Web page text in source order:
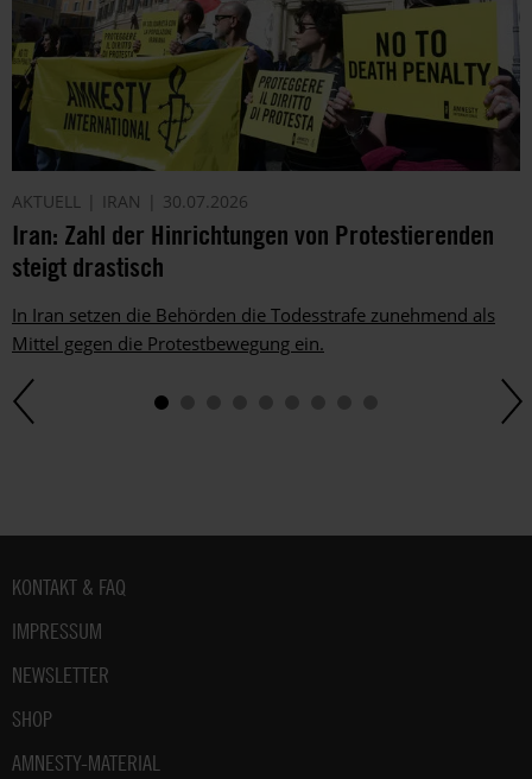
AKTUELL IRAN 30.07.2026
Iran: Zahl der Hinrichtungen von Protestierenden
steigt drastisch
In Iran setzen die Behörden die Todesstrafe zunehmend als
Mittel gegen die Protestbewegung ein.
Fußbereich
KONTAKT & FAQ
IMPRESSUM
NEWSLETTER
SHOP
AMNESTY-MATERIAL